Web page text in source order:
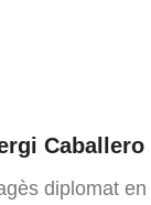
Caballero
diplomat en